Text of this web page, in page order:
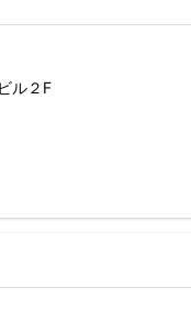
ル２F